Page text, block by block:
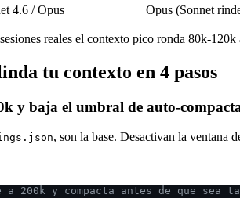
4.6 / Opus Opus (Sonnet
reales el contexto pico ronda 80k-120k
tu contexto en 4 pasos
y baja el umbral de auto-
, son la base. Desactivan la ventana
200k y compacta antes de que sea